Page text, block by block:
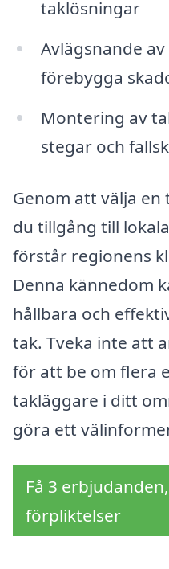
taklösningar
Avlägsnande
förebygga
Montering av
stegar och
Genom att välja
du tillgång till
förstår regionens
Denna kännedom
hållbara och
tak. Tveka inte att
för att be om flera
takläggare i ditt
göra ett
Få 3
förpliktelser